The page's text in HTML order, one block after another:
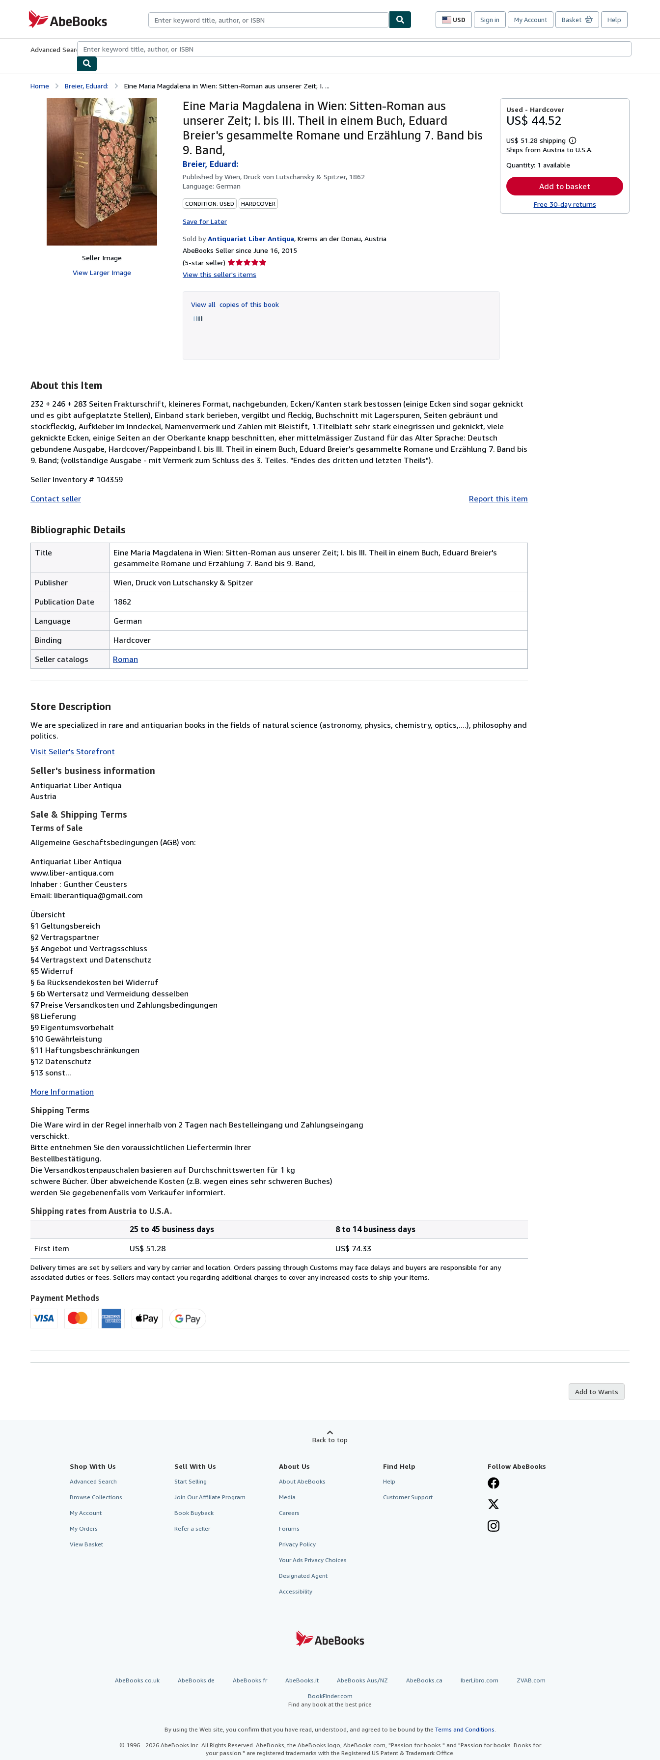
AbeBooks.com
USD
Site
preferences
Sign in My Account Basket Help
Advanced Search Browse CollectionsRare BooksArt & Collectibles
Home Breier, Eduard: Eine Maria Magdalena in Wien: Sitten-Roman aus unserer Zeit; I. ...
Seller Image
View Larger Image
Eine Maria Magdalena in Wien: Sitten-Roman aus
unserer Zeit; I. bis III. Theil in einem Buch, Eduard
Breier's gesammelte Romane und Erzählung 7. Band bis
9. Band,
Breier, Eduard:
Published byWien, Druck von Lutschansky & Spitzer, 1862
Language: German
CONDITION: USED HARDCOVER
Save for Later
Sold by Antiquariat Liber Antiqua, Krems an der Donau, Austria
AbeBooks Seller since June 16, 2015
(5-star seller) Seller
rating
of
5
View this seller's items
View all copies of this book
Used - Hardcover
US$ 44.52
US$ 51.28 shipping
Learn
more
Ships from Austria to U.S.A.
Quantity: 1 available
Add to basket
Free 30-day returns
About this Item
232 + 246 + 283 Seiten Frakturschrift, kleineres Format, nachgebunden, Ecken/Kanten stark bestossen (einige Ecken sind sogar geknickt
und es gibt aufgeplatzte Stellen), Einband stark berieben, vergilbt und fleckig, Buchschnitt mit Lagerspuren, Seiten gebräunt und
stockfleckig, Aufkleber im Inndeckel, Namenvermerk und Zahlen mit Bleistift, 1.Titelblatt sehr stark einegrissen und geknickt, viele
geknickte Ecken, einige Seiten an der Oberkante knapp beschnitten, eher mittelmässiger Zustand für das Alter Sprache: Deutsch
gebundene Ausgabe, Hardcover/Pappeinband I. bis III. Theil in einem Buch, Eduard Breier's gesammelte Romane und Erzählung 7. Band bis
9. Band; (vollständige Ausgabe - mit Vermerk zum Schluss des 3. Teiles. "Endes des dritten und letzten Theils").
Seller Inventory # 104359
Contact seller
Report this item
Bibliographic Details
Title
Eine Maria Magdalena in Wien: Sitten-Roman aus unserer Zeit; I. bis III. Theil in einem Buch, Eduard Breier's
gesammelte Romane und Erzählung 7. Band bis 9. Band,
Publisher
Wien, Druck von Lutschansky & Spitzer
Publication Date
1862
Language
German
Binding
Hardcover
Seller catalogs
Roman
Store Description
We are specialized in rare and antiquarian books in the fields of natural science (astronomy, physics, chemistry, optics,....), philosophy and
politics.
Visit Seller's Storefront
Seller's business information
Antiquariat Liber Antiqua
Austria
Sale & Shipping Terms
Terms of Sale
Allgemeine Geschäftsbedingungen (AGB) von:
Antiquariat Liber Antiqua
www.liber-antiqua.com
Inhaber : Gunther Ceusters
Email: liberantiqua@gmail.com
Übersicht
§1 Geltungsbereich
§2 Vertragspartner
§3 Angebot und Vertragsschluss
§4 Vertragstext und Datenschutz
§5 Widerruf
§ 6a Rücksendekosten bei Widerruf
§ 6b Wertersatz und Vermeidung desselben
§7 Preise Versandkosten und Zahlungsbedingungen
§8 Lieferung
§9 Eigentumsvorbehalt
§10 Gewährleistung
§11 Haftungsbeschränkungen
§12 Datenschutz
§13 sonst...
More Information
Shipping Terms
Die Ware wird in der Regel innerhalb von 2 Tagen nach Bestelleingang und Zahlungseingang
verschickt.
Bitte entnehmen Sie den voraussichtlichen Liefertermin Ihrer
Bestellbestätigung.
Die Versandkostenpauschalen basieren auf Durchschnittswerten für 1 kg
schwere Bücher. Über abweichende Kosten (z.B. wegen eines sehr schweren Buches)
werden Sie gegebenenfalls vom Verkäufer informiert.
Shipping rates from Austria to U.S.A.
rates
from
Austria
U.S.A.
25 to 45 business days
8 to 14 business days
First item
US$ 51.28 US$ 74.33
Delivery times are set by sellers and vary by carrier and location. Orders passing through Customs may face delays and buyers are responsible for any
associated duties or fees. Sellers may contact you regarding additional charges to cover any increased costs to ship your items.
Payment Methods
Add to Wants
Back to top
Shop With Us
Advanced Search
Browse Collections
My Account
My Orders
View Basket
Sell With Us
Start Selling
Join Our Affiliate Program
Book Buyback
Refer a seller
About Us
About AbeBooks
Media
Careers
Forums
Privacy Policy
Your Ads Privacy Choices
Designated Agent
Accessibility
Find Help
Help
Customer Support
Follow AbeBooks
AbeBooks.co.uk AbeBooks.de AbeBooks.fr AbeBooks.it AbeBooks Aus/NZ AbeBooks.ca IberLibro.com ZVAB.com
BookFinder.com
Find any book at the best price
By using the Web site, you confirm that you have read, understood, and agreed to be bound by the Terms and Conditions
© 1996 - 2026 AbeBooks Inc. All Rights Reserved. AbeBooks, the AbeBooks logo, AbeBooks.com, "Passion for books." and "Passion for books. Books for
your passion." are registered trademarks with the Registered US Patent & Trademark Office.